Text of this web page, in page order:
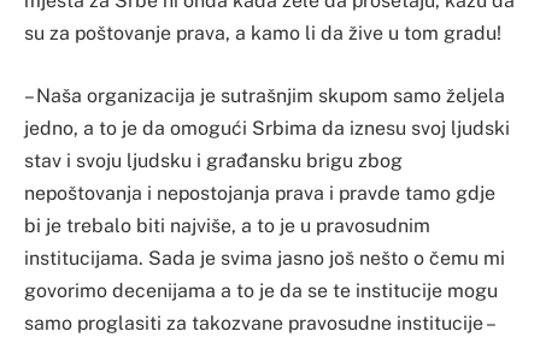
su za poštovanje prava, a kamo li da žive u tom gradu!
– Naša organizacija je sutrašnjim skupom samo željela
jedno, a to je da omogući Srbima da iznesu svoj ljudski
stav i svoju ljudsku i građansku brigu zbog
nepoštovanja i nepostojanja prava i pravde tamo gdje
bi je trebalo biti najviše, a to je u pravosudnim
institucijama. Sada je svima jasno još nešto o čemu mi
govorimo decenijama a to je da se te institucije mogu
samo proglasiti za takozvane pravosudne institucije –